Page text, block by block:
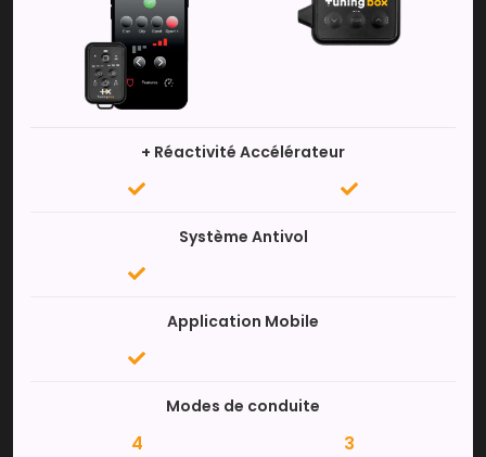
+ Réactivité Accélérateur
Système Antivol
Application Mobile
Modes de conduite
4 3